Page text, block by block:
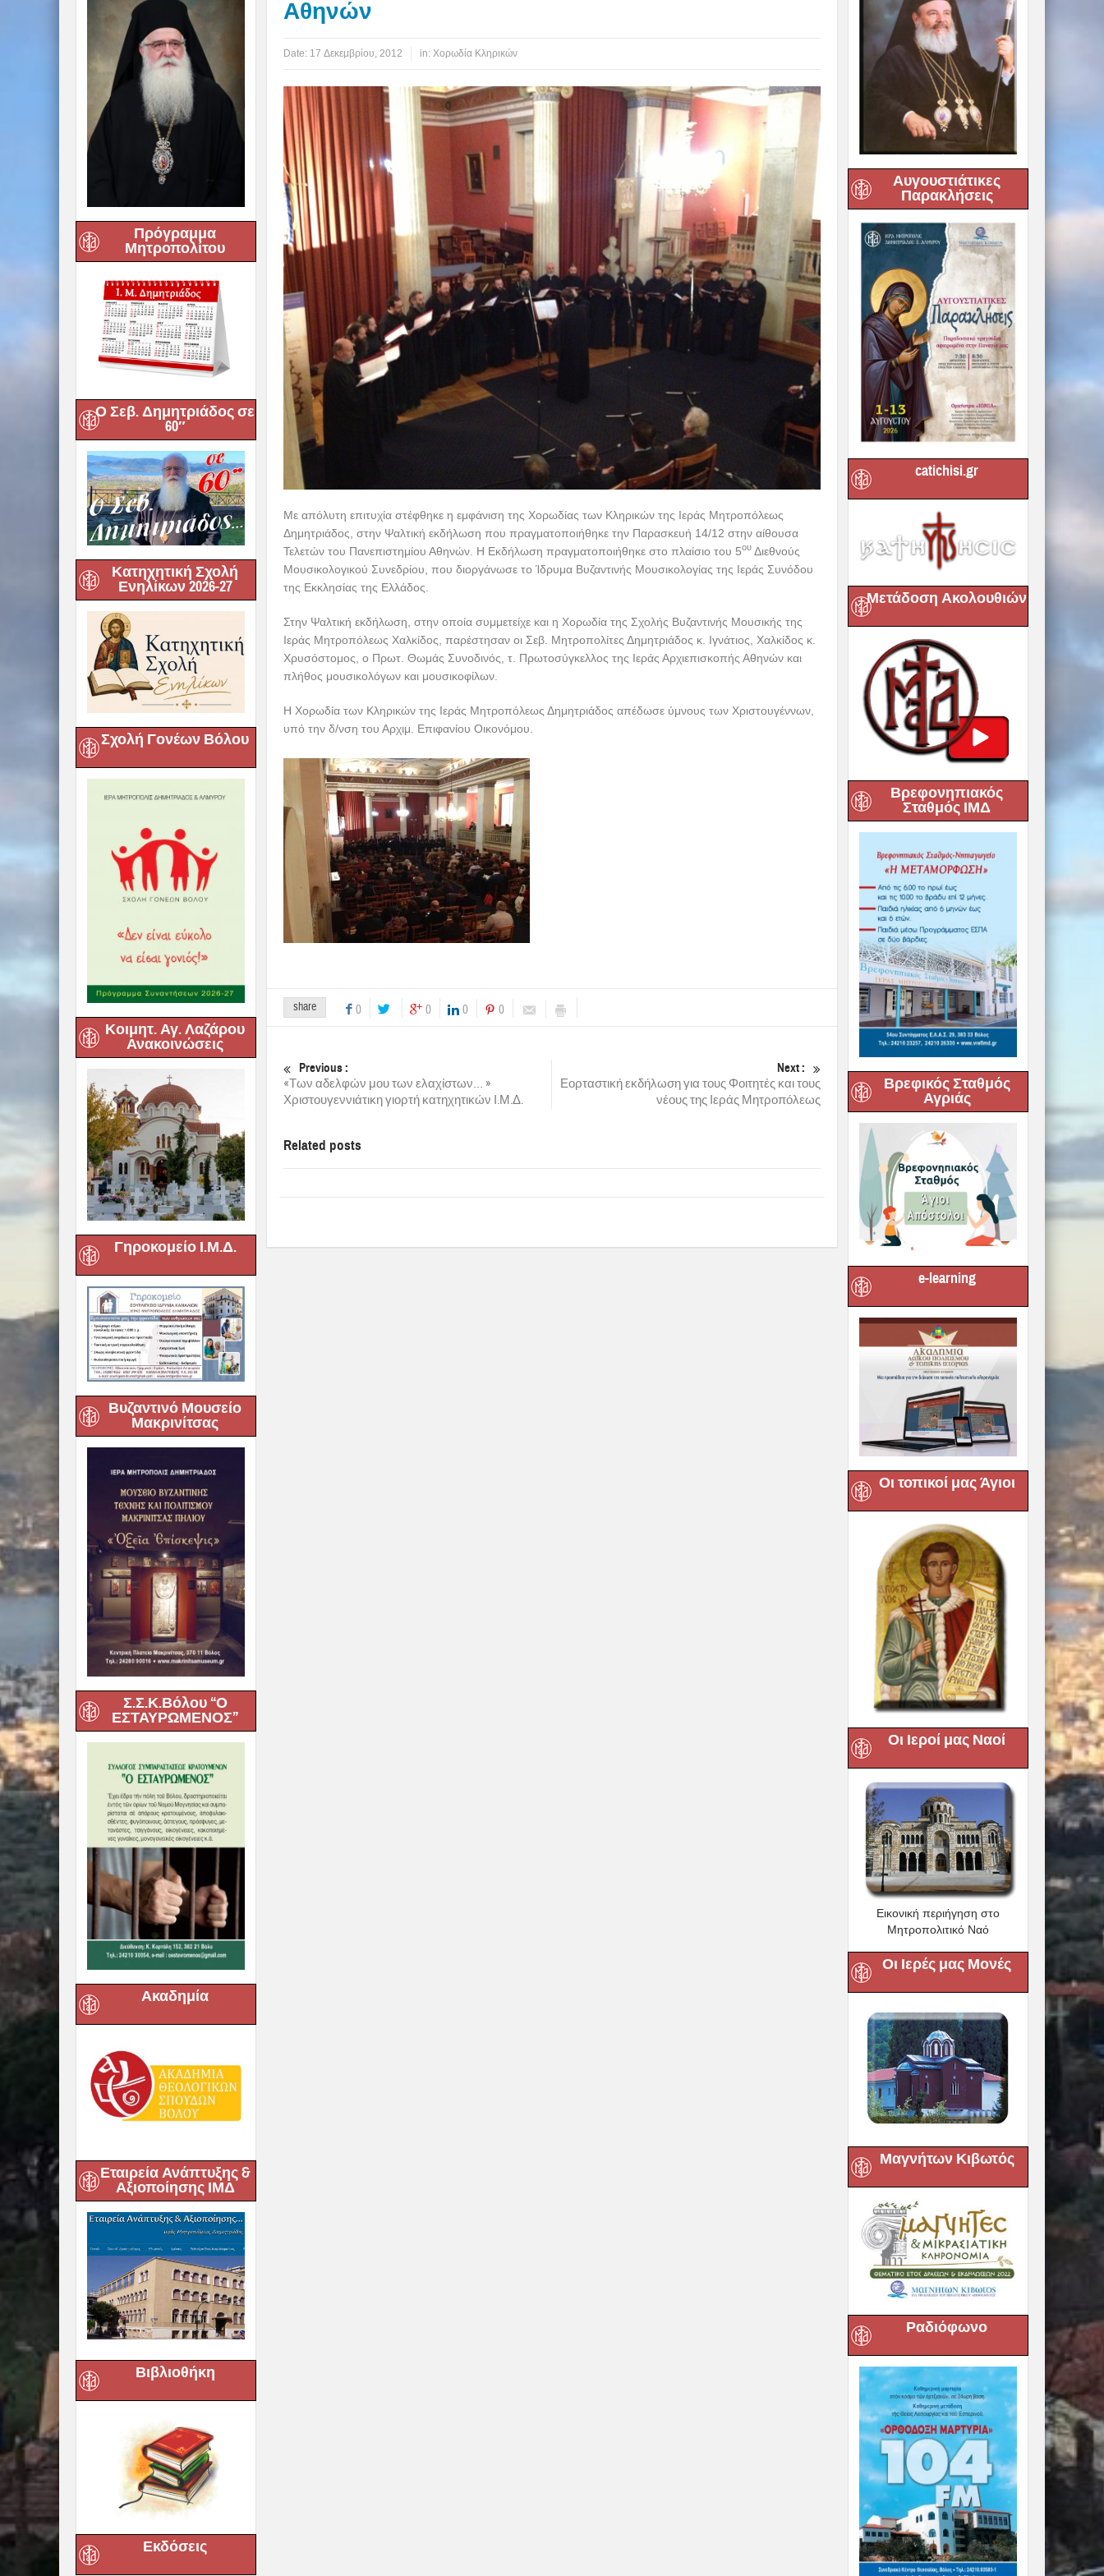
Πρόγραμμα
Μητροπολίτου
Ο Σεβ. Δημητριάδος σε
60″
Κατηχητική Σχολή
Ενηλίκων 2026-27
Σχολή Γονέων Βόλου
Κοιμητ. Αγ. Λαζάρου
Ανακοινώσεις
Γηροκομείο Ι.Μ.Δ.
Βυζαντινό Μουσείο
Μακρινίτσας
Σ.Σ.Κ.Βόλου “Ο
ΕΣΤΑΥΡΩΜΕΝΟΣ”
Ακαδημία
Εταιρεία Ανάπτυξης &
Αξιοποίησης ΙΜΔ
Βιβλιοθήκη
Εκδόσεις
Αθηνών
Date: 17 Δεκεμβρίου, 2012 in: Χορωδία Κληρικών
Με απόλυτη επιτυχία στέφθηκε η εμφάνιση της Χορωδίας των Κληρικών της Ιεράς Μητροπόλεως
Δημητριάδος, στην Ψαλτική εκδήλωση που πραγματοποιήθηκε την Παρασκευή 14/12 στην αίθουσα
Τελετών του Πανεπιστημίου Αθηνών. Η Εκδήλωση πραγματοποιήθηκε στο πλαίσιο του 5ουΔιεθνούς
Μουσικολογικού Συνεδρίου, που διοργάνωσε το Ίδρυμα Βυζαντινής Μουσικολογίας της Ιεράς Συνόδου
της Εκκλησίας της Ελλάδος.
Στην Ψαλτική εκδήλωση, στην οποία συμμετείχε και η Χορωδία της Σχολής Βυζαντινής Μουσικής της
Ιεράς Μητροπόλεως Χαλκίδος, παρέστησαν οι Σεβ. Μητροπολίτες Δημητριάδος κ. Ιγνάτιος, Χαλκίδος κ.
Χρυσόστομος, ο Πρωτ. Θωμάς Συνοδινός, τ. Πρωτοσύγκελλος της Ιεράς Αρχιεπισκοπής Αθηνών και
πλήθος μουσικολόγων και μουσικοφίλων.
Η Χορωδία των Κληρικών της Ιεράς Μητροπόλεως Δημητριάδος απέδωσε ύμνους των Χριστουγέννων,
υπό την δ/νση του Αρχιμ. Επιφανίου Οικονόμου.
share 0 0 0 0
Previous :
«Των αδελφών μου των ελαχίστων… »
Χριστουγεννιάτικη γιορτή κατηχητικών Ι.Μ.Δ.
Next :
Εορταστική εκδήλωση για τους Φοιτητές και τους
νέους της Ιεράς Μητροπόλεως
Related posts
Αυγουστιάτικες
Παρακλήσεις
catichisi.gr
Μετάδοση Ακολουθιών
Βρεφονηπιακός
Σταθμός ΙΜΔ
Βρεφικός Σταθμός
Αγριάς
e-learning
Οι τοπικοί μας Άγιοι
Οι Ιεροί μας Ναοί
Εικονική περιήγηση στο
Μητροπολιτικό Ναό
Οι Ιερές μας Μονές
Μαγνήτων Κιβωτός
Ραδιόφωνο